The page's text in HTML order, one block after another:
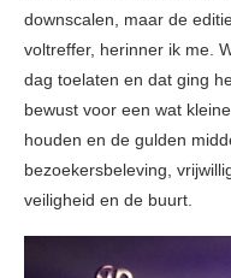
downscalen, maar de
voltreffer, herinner ik me.
dag toelaten en dat ging
bewust voor een wat
houden en de gulden
bezoekersbeleving,
veiligheid en de buurt.